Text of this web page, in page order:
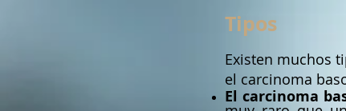
Tipos
Existen muchos
el carcinoma
El carcinoma